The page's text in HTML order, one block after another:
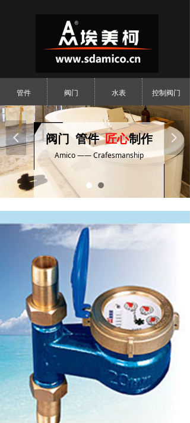
阀门 管件匠心制作
Amico —— Crafesmanship
넳 넲
管件 阀门 水表 控制阀门